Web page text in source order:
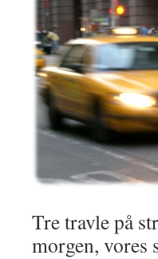
Tre travle på
morgen,